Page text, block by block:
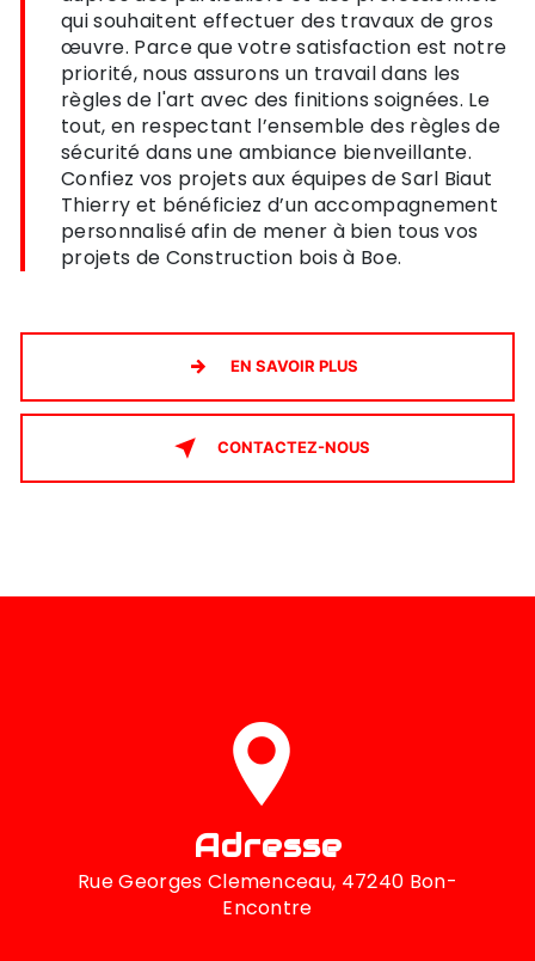
qui souhaitent effectuer des travaux de gros
œuvre. Parce que votre satisfaction est notre
priorité, nous assurons un travail dans les
règles de l'art avec des finitions soignées. Le
tout, en respectant l’ensemble des règles de
sécurité dans une ambiance bienveillante.
Confiez vos projets aux équipes de Sarl Biaut
Thierry et bénéficiez d’un accompagnement
personnalisé afin de mener à bien tous vos
projets de Construction bois à Boe.
EN SAVOIR PLUS
CONTACTEZ-NOUS
Adresse
Rue Georges Clemenceau, 47240 Bon-
Encontre